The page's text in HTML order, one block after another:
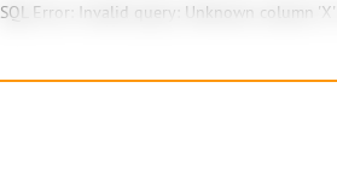
SQL Error: Invalid query: Unknown column